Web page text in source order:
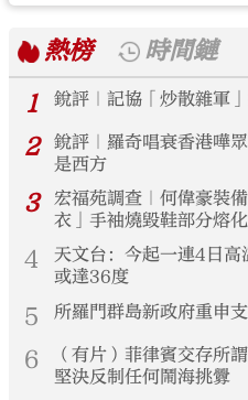
熱榜
時間鏈
1
銳評｜記協「炒散雜軍
2
銳評｜羅奇唱衰香港嘩
是西方
3
宏福苑調查｜何偉豪裝
衣」手袖燒毀鞋部分熔化
4
天文台：今起一連4日
或達36度
5 所羅門群島新政府重申
6
（有片）菲律賓交存所
堅決反制任何鬧海挑釁